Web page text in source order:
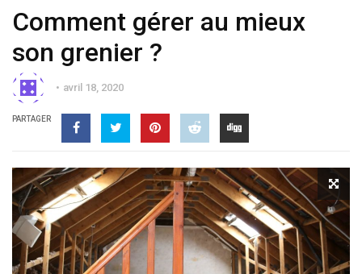
Comment gérer au mieux
son grenier ?
avril 18, 2020
PARTAGER